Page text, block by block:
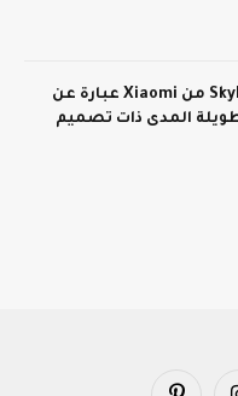
SkyNomad N90 Max من Xiaomi عبارة عن
المدى ذات تصميم